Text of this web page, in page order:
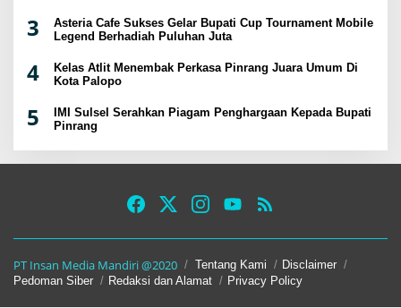
3
Asteria Cafe Sukses Gelar Bupati Cup Tournament Mobile
Legend Berhadiah Puluhan Juta
4
Kelas Atlit Menembak Perkasa Pinrang Juara Umum Di
Kota Palopo
5
IMI Sulsel Serahkan Piagam Penghargaan Kepada Bupati
Pinrang
PT Insan Media Mandiri @2020 Tentang Kami
Disclaimer
Pedoman Siber
Redaksi dan Alamat Privacy Policy